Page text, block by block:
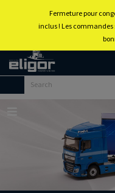
Fermeture pour
inclus ! Les commandes